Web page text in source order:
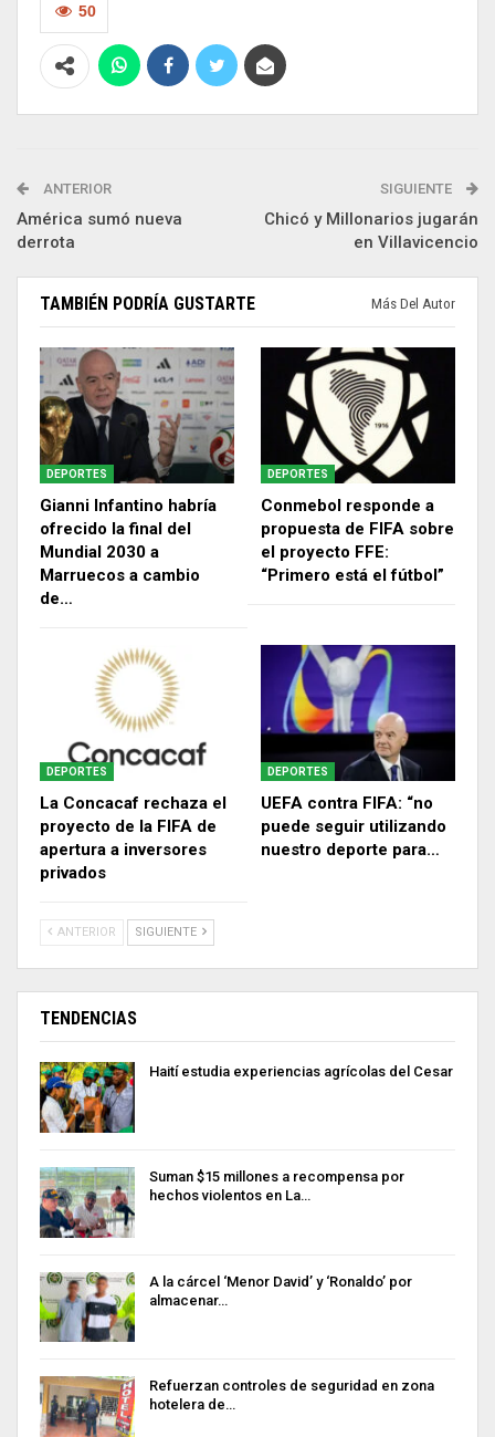
50
ANTERIOR
América sumó nueva
derrota
SIGUIENTE
Chicó y Millonarios jugarán
en Villavicencio
TAMBIÉN PODRÍA GUSTARTE Más Del Autor
DEPORTES
Gianni Infantino habría
ofrecido la final del
Mundial 2030 a
Marruecos a cambio
de…
DEPORTES
Conmebol responde a
propuesta de FIFA sobre
el proyecto FFE:
“Primero está el fútbol”
DEPORTES
La Concacaf rechaza el
proyecto de la FIFA de
apertura a inversores
privados
DEPORTES
UEFA contra FIFA: “no
puede seguir utilizando
nuestro deporte para…
ANTERIOR SIGUIENTE
TENDENCIAS
Haití estudia experiencias agrícolas del Cesar
Suman $15 millones a recompensa por
hechos violentos en La…
A la cárcel ‘Menor David’ y ‘Ronaldo’ por
almacenar…
Refuerzan controles de seguridad en zona
hotelera de…